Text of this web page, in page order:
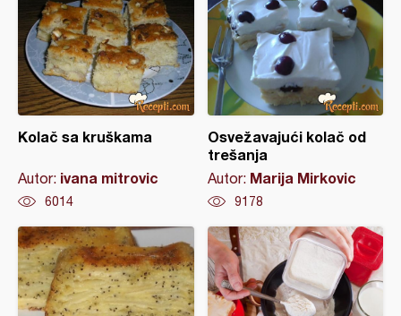
Kolač sa kruškama
Autor: ivana mitrovic
6014
Osvežavajući kolač od
trešanja
Autor: Marija Mirkovic
9178